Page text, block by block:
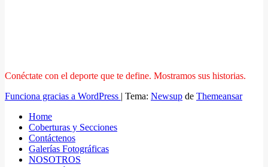
Conéctate con el deporte que te define. Mostramos sus historias.
Funciona gracias a WordPress | Tema: Newsup de Themeansar
Home
Coberturas y Secciones
Contáctenos
Galerías Fotográficas
NOSOTROS